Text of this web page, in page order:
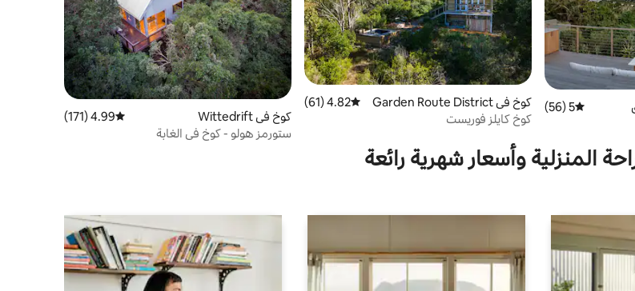
متوسط التقييم 5 من 5، 56 مراجعات
5 (56)
كوخ في Garden Route District
Municipality
متوسط التقييم 4.82 من 5، 61 مراجعات
4.82 (61)
كوخ كايلز فوريست
كوخ في Wittedrift متوسط التقييم 4.99 من 5، 171 مراجعات
4.99 (171)
ستورمز هولو - كوخ في الغابة
المنزلية وأسعار شهرية رائعة